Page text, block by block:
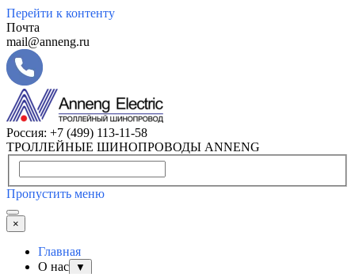
Перейти к контенту
Почта
mail@anneng.ru
Россия: +7 (499) 113-11-58
ТРОЛЛЕЙНЫЕ ШИНОПРОВОДЫ ANNENG
Пропустить меню
×
Главная
О нас
▼